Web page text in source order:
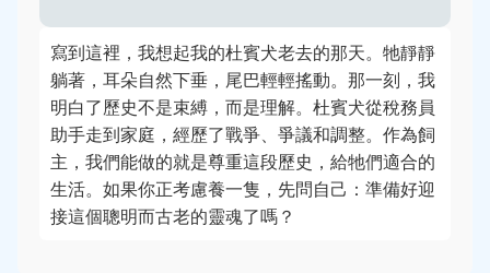
寫到這裡，我想起我的杜賓犬老去的那天。牠靜靜
躺著，耳朵自然下垂，尾巴輕輕搖動。那一刻，我
明白了歷史不是束縛，而是理解。杜賓犬從稅務員
助手走到家庭，經歷了戰爭、爭議和調整。作為飼
主，我們能做的就是尊重這段歷史，給牠們適合的
生活。如果你正考慮養一隻，先問自己：準備好迎
接這個聰明而古老的靈魂了嗎？